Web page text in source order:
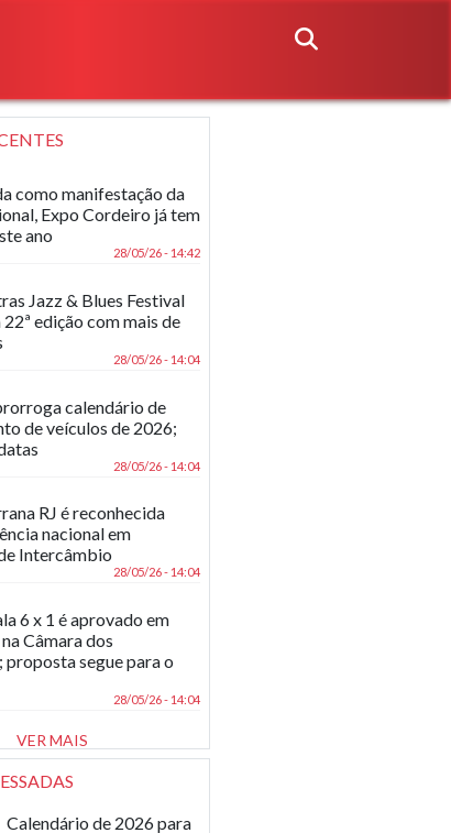
como manifestação da
Expo Cordeiro já tem
ano
28/05/26 - 14:42
Jazz & Blues Festival
22ª edição com mais de
28/05/26 - 14:04
calendário de
de veículos de 2026;
28/05/26 - 14:04
RJ é reconhecida
nacional em
Intercâmbio
28/05/26 - 14:04
6 x 1 é aprovado em
Câmara dos
proposta segue para o
28/05/26 - 14:04
VER MAIS
Calendário de 2026 para